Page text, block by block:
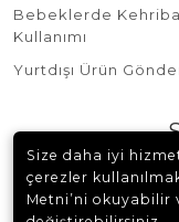
Bebeklerde
Kullanımı
Yurtdışı Ürün
Size daha iyi
çerezler
Metni’ni okuyabilir